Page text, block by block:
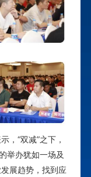
“双减”之下，
举办犹如一场及
展趋势，找到应